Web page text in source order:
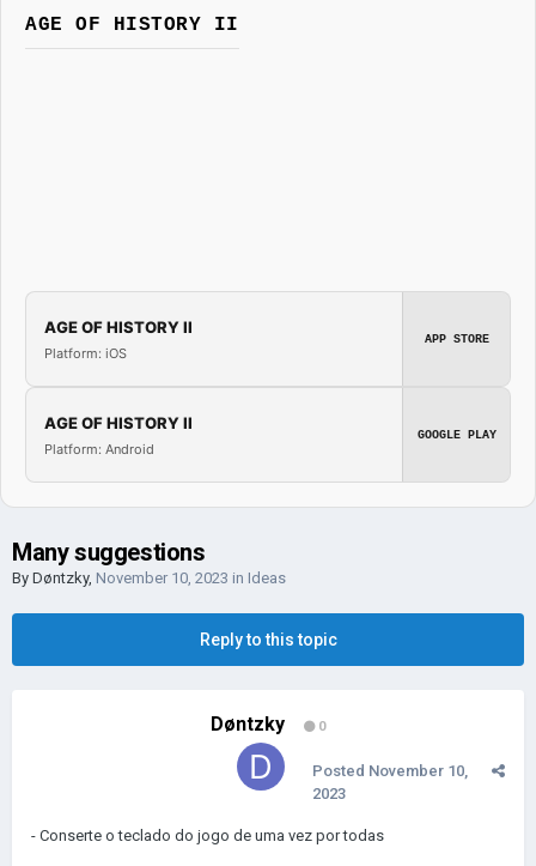
AGE OF HISTORY II
AGE OF HISTORY II
Platform: iOS
APP STORE
AGE OF HISTORY II
Platform: Android
GOOGLE PLAY
Many suggestions
By Døntzky, November 10, 2023 in Ideas
Reply to this topic
Døntzky 0
Posted November 10,
2023
- Conserte o teclado do jogo de uma vez por todas